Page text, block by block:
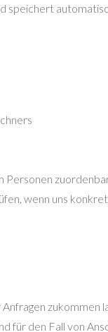
wenn uns
zukommen
für den Fall von